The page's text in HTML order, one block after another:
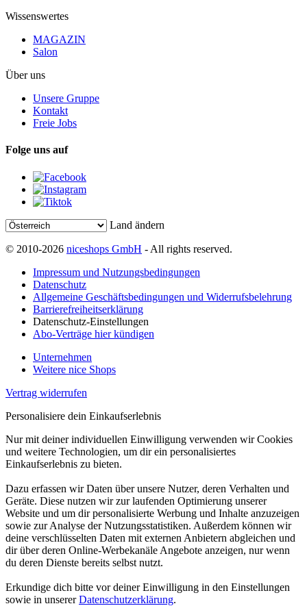
Wissenswertes
MAGAZIN
Salon
Über uns
Unsere Gruppe
Kontakt
Freie Jobs
Folge uns auf
Land ändern
© 2010-2026 niceshops GmbH - All rights reserved.
Impressum und Nutzungsbedingungen
Datenschutz
Allgemeine Geschäftsbedingungen und Widerrufsbelehrung
Barrierefreiheitserklärung
Datenschutz-Einstellungen
Abo-Verträge hier kündigen
Unternehmen
Weitere nice Shops
Vertrag widerrufen
Personalisiere dein Einkaufserlebnis
Nur mit deiner individuellen Einwilligung verwenden wir Cookies
und weitere Technologien, um dir ein personalisiertes
Einkaufserlebnis zu bieten.
Dazu erfassen wir Daten über unsere Nutzer, deren Verhalten und
Geräte. Diese nutzen wir zur laufenden Optimierung unserer
Website und um dir personalisierte Werbung und Inhalte anzuzeigen
sowie zur Analyse der Nutzungsstatistiken. Außerdem können wir
deine verschlüsselten Daten mit externen Anbietern abgleichen und
dir über deren Online-Werbekanäle Angebote anzeigen, nur wenn
du deren Dienste bereits selbst nutzt.
Erkundige dich bitte vor deiner Einwilligung in den Einstellungen
sowie in unsererDatenschutzerklärung.